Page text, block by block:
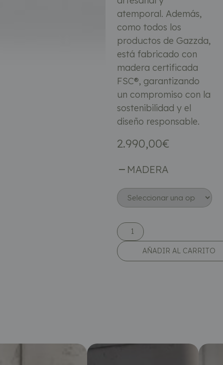
atemporal. Además,
como todos los
productos de Gazzda,
está fabricado con
madera certificada
FSC®, garantizando
un compromiso con la
sostenibilidad y el
diseño responsable.
2.990,00€
MADERA
AÑADIR AL CARRITO